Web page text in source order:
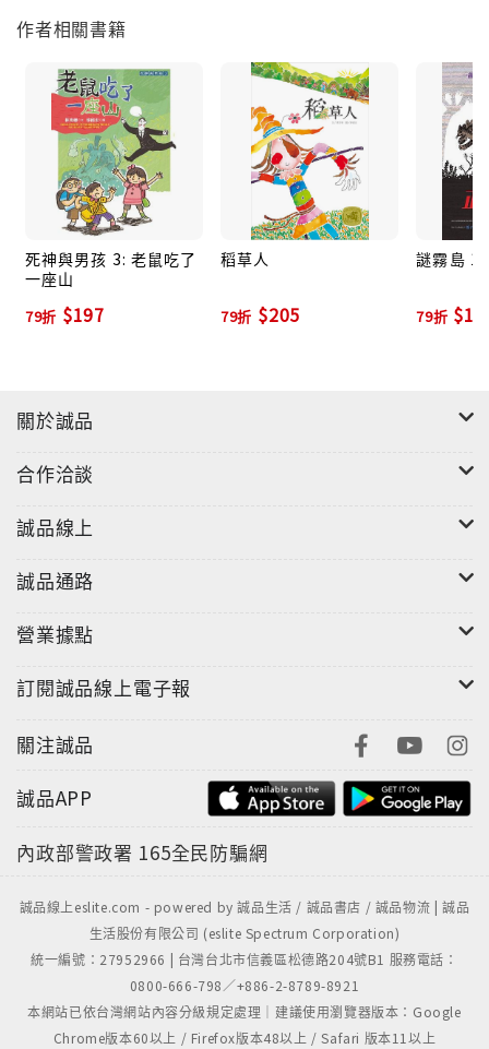
原本圖畫書類的「圖像閱讀」，漸漸進入以文字為主、
圖像為輔的「文字閱讀」。在文字閱讀中，孩子要學會
獨立閱讀，以及掌握文字的閱讀方式，才能領會文本中
所要表現的內容與意涵，從中豐富絕妙的想像力、累積
紮實的語文力、訓練抽象思考、邏輯推理等綜合閱讀實
力。
【好好讀小學堂】是專為5~10歲孩子量身訂做的文字
書，以奠定孩子中文閱讀的基礎，讓孩子在閱讀的殿堂
裡，透過創意絕倫的故事、多元的寫作文體，享受好好
讀的閱讀樂趣，讀出好好的閱讀功力。
完一本書」的成就感。
解文意，輕鬆進入故事的世界。
◎故事題材包羅萬象，佐以多元寫作文體，包含有章回
體故事、自然觀察散文、成長生活日記、幻想冒險遊
記……等，拓展孩子豐富的閱讀經驗，豐沛中文的文學
◎集合國內知名作畫家聯手創作，帶孩子徜徉在行筆流
味。
作者相關書籍
死神與男孩 3: 老鼠吃了
一座山
79折 $197
稻草人
79折 $205
謎霧島
79折
關於誠品
合作洽談
誠品線上
誠品通路
營業據點
訂閱誠品線上電子報
關注誠品
誠品APP
內政部警政署 165全民防騙網
誠品線上eslite.com - powered by 誠品生活 / 誠品書店 / 誠品物流 | 誠品
生活股份有限公司 (eslite Spectrum Corporation)
統一編號：27952966 | 台灣台北市信義區松德路204號B1 服務電話：
0800-666-798／+886-2-8789-8921
本網站已依台灣網站內容分級規定處理｜建議使用瀏覽器版本：Google
Chrome版本60以上 / Firefox版本48以上 / Safari 版本11以上